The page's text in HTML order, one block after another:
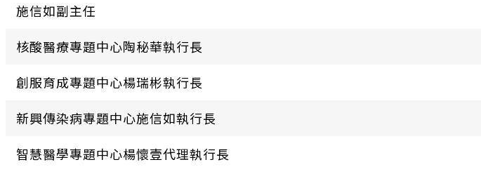
施信如副主任
核酸醫療專題中心陶秘華執行長
創服育成專題中心楊瑞彬執行長
新興傳染病專題中心施信如執行長
智慧醫學專題中心楊懷壹代理執行長